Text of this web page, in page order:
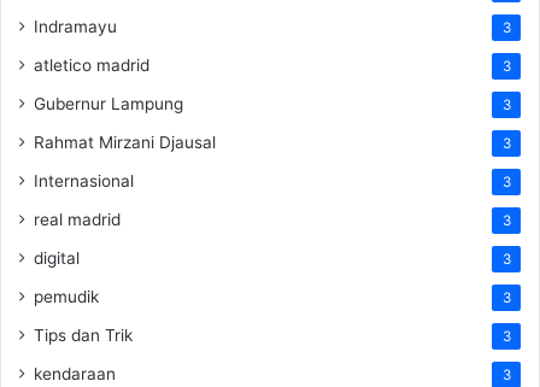
Indramayu 3
atletico madrid 3
Gubernur Lampung 3
Rahmat Mirzani Djausal 3
Internasional 3
real madrid 3
digital 3
pemudik 3
Tips dan Trik 3
kendaraan 3